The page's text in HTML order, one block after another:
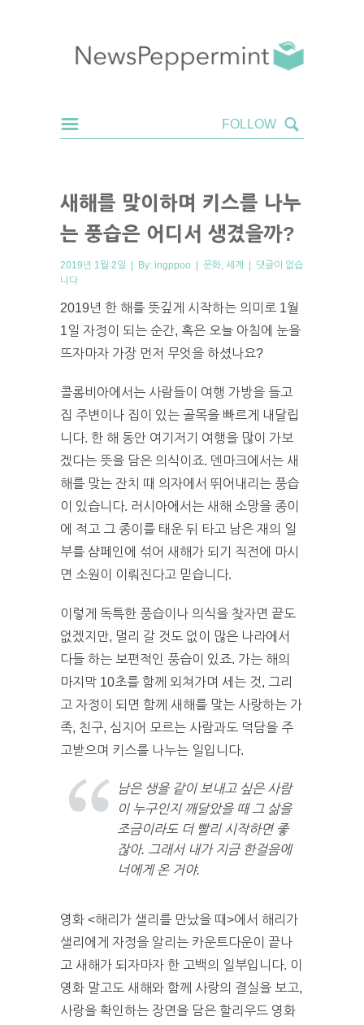
새해를 맞이하며 키스를 나누
는 풍습은 어디서 생겼을까?
2019년 1월 2일 | By: ingppoo | 문화 세계 | 댓글이 없습
니다
2019년 한 해를 뜻깊게 시작하는 의미로 1월
1일 자정이 되는 순간, 혹은 오늘 아침에 눈을
뜨자마자 가장 먼저 무엇을 하셨나요?
콜롬비아에서는 사람들이 여행 가방을 들고
집 주변이나 집이 있는 골목을 빠르게 내달립
니다. 한 해 동안 여기저기 여행을 많이 가보
겠다는 뜻을 담은 의식이죠. 덴마크에서는 새
해를 맞는 잔치 때 의자에서 뛰어내리는 풍습
이 있습니다. 러시아에서는 새해 소망을 종이
에 적고 그 종이를 태운 뒤 타고 남은 재의 일
부를 샴페인에 섞어 새해가 되기 직전에 마시
면 소원이 이뤄진다고 믿습니다.
이렇게 독특한 풍습이나 의식을 찾자면 끝도
없겠지만, 멀리 갈 것도 없이 많은 나라에서
다들 하는 보편적인 풍습이 있죠. 가는 해의
마지막 10초를 함께 외쳐가며 세는 것, 그리
고 자정이 되면 함께 새해를 맞는 사랑하는 가
족, 친구, 심지어 모르는 사람과도 덕담을 주
고받으며 키스를 나누는 일입니다.
남은 생을 같이 보내고 싶은 사람
이 누구인지 깨달았을 때 그 삶을
조금이라도 더 빨리 시작하면 좋
잖아. 그래서 내가 지금 한걸음에
너에게 온 거야.
영화 <해리가 샐리를 만났을 때>에서 해리가
샐리에게 자정을 알리는 카운트다운이 끝나
고 새해가 되자마자 한 고백의 일부입니다. 이
영화 말고도 새해와 함께 사랑의 결실을 보고,
사랑을 확인하는 장면을 담은 할리우드 영화